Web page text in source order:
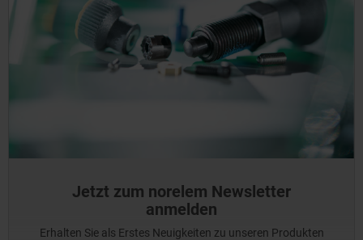
Jetzt zum norelem Newsletter
anmelden
Erhalten Sie als Erstes Neuigkeiten zu unseren Produkten